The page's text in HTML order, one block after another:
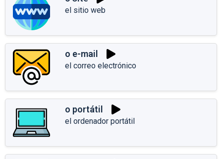
el sitio web
o e-mail
el correo electrónico
o portátil
el ordenador portátil